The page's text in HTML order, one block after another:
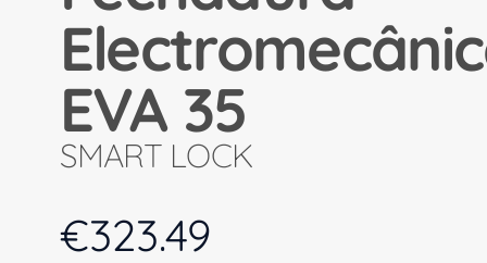
EVA 35
SMART LOCK
€323.49